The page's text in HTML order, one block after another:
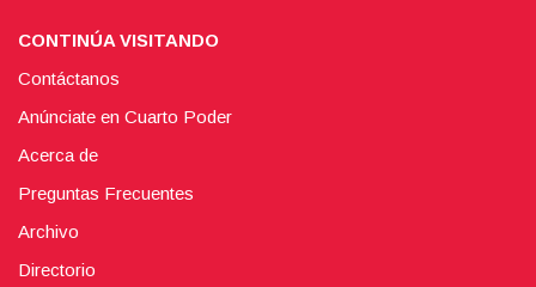
CONTINÚA VISITANDO
Contáctanos
Anúnciate en Cuarto Poder
Acerca de
Preguntas Frecuentes
Archivo
Directorio